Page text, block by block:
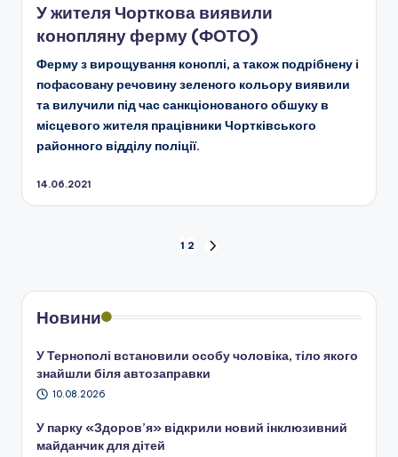
У жителя Чорткова виявили
конопляну ферму (ФОТО)
Ферму з вирощування коноплі, а також подрібнену і
пофасовану речовину зеленого кольору виявили
та вилучили під час санкціонованого обшуку в
місцевого жителя працівники Чортківського
районного відділу поліції.
14.06.2021
записів
1 2
Новини
У Тернополі встановили особу чоловіка, тіло якого
знайшли біля автозаправки
10.08.2026
У парку «Здоров’я» відкрили новий інклюзивний
майданчик для дітей